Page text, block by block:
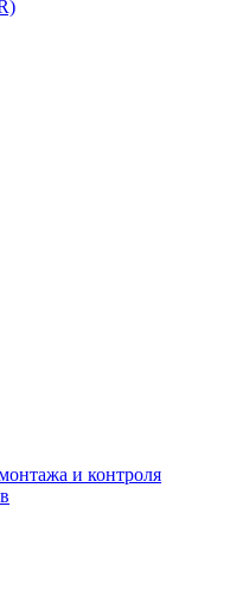
и контроля